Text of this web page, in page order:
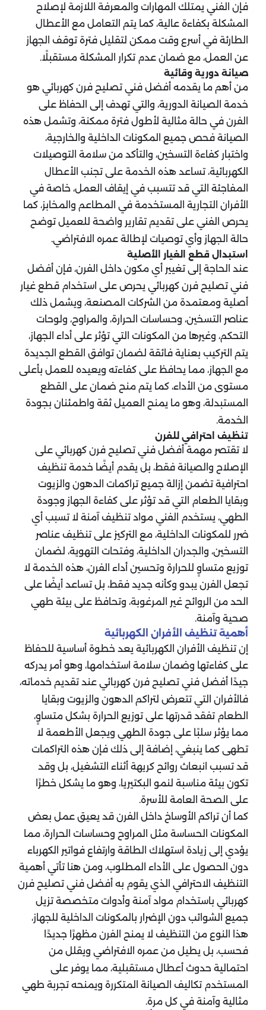
فإن الفني يمتلك المهارات والمعرفة اللازمة لإصلاح
المشكلة بكفاءة عالية، كما يتم التعامل مع الأعطال
الطارئة في أسرع وقت ممكن لتقليل فترة توقف الجهاز
عن العمل، مع ضمان عدم تكرار المشكلة مستقبلًا.
صيانة دورية وقائية
من أهم ما يقدمه أفضل فني تصليح فرن كهربائي هو
خدمة الصيانة الدورية، والتي تهدف إلى الحفاظ على
الفرن في حالة مثالية لأطول فترة ممكنة، وتشمل هذه
الصيانة فحص جميع المكونات الداخلية والخارجية،
واختبار كفاءة التسخين، والتأكد من سلامة التوصيلات
الكهربائية، تساعد هذه الخدمة على تجنب الأعطال
المفاجئة التي قد تتسبب في إيقاف العمل، خاصة في
الأفران التجارية المستخدمة في المطاعم والمخابز، كما
يحرص الفني على تقديم تقارير واضحة للعميل توضح
حالة الجهاز وأي توصيات لإطالة عمره الافتراضي.
استبدال قطع الغيار الأصلية
عند الحاجة إلى تغيير أي مكون داخل الفرن، فإن أفضل
فني تصليح فرن كهربائي يحرص على استخدام قطع غيار
أصلية ومعتمدة من الشركات المصنعة، ويشمل ذلك
عناصر التسخين، وحساسات الحرارة، والمراوح، ولوحات
التحكم، وغيرها من المكونات التي تؤثر على أداء الجهاز،
يتم التركيب بعناية فائقة لضمان توافق القطع الجديدة
مع الجهاز، مما يحافظ على كفاءته ويعيده للعمل بأعلى
مستوى من الأداء، كما يتم منح ضمان على القطع
المستبدلة، وهو ما يمنح العميل ثقة واطمئنان بجودة
الخدمة.
تنظيف احترافي للفرن
لا تقتصر مهمة أفضل فني تصليح فرن كهربائي على
الإصلاح والصيانة فقط، بل يقدم أيضًا خدمة تنظيف
احترافية تضمن إزالة جميع تراكمات الدهون والزيوت
وبقايا الطعام التي قد تؤثر على كفاءة الجهاز وجودة
الطهي، يستخدم الفني مواد تنظيف آمنة لا تسبب أي
ضرر للمكونات الداخلية، مع التركيز على تنظيف عناصر
التسخين، والجدران الداخلية، وفتحات التهوية، لضمان
توزيع متساوٍ للحرارة وتحسين أداء الفرن، هذه الخدمة لا
تجعل الفرن يبدو وكأنه جديد فقط، بل تساعد أيضًا على
الحد من الروائح غير المرغوبة، وتحافظ على بيئة طهي
صحية وآمنة.
أهمية تنظيف الأفران الكهربائية
إن تنظيف الأفران الكهربائية يعد خطوة أساسية للحفاظ
على كفاءتها وضمان سلامة استخدامها، وهو أمر يدركه
جيدًا أفضل فني تصليح فرن كهربائي عند تقديم خدماته،
فالأفران التي تتعرض لتراكم الدهون والزيوت وبقايا
الطعام تفقد قدرتها على توزيع الحرارة بشكل متساوٍ،
مما يؤثر سلبًا على جودة الطهي ويجعل الأطعمة لا
تطهى كما ينبغي، إضافة إلى ذلك فإن هذه التراكمات
قد تسبب انبعاث روائح كريهة أثناء التشغيل، بل وقد
تكون بيئة مناسبة لنمو البكتيريا، وهو ما يشكل خطرًا
على الصحة العامة للأسرة.
كما أن تراكم الأوساخ داخل الفرن قد يعيق عمل بعض
المكونات الحساسة مثل المراوح وحساسات الحرارة، مما
يؤدي إلى زيادة استهلاك الطاقة وارتفاع فواتير الكهرباء
دون الحصول على الأداء المطلوب، ومن هنا تأتي أهمية
التنظيف الاحترافي الذي يقوم به أفضل فني تصليح فرن
كهربائي باستخدام مواد آمنة وأدوات متخصصة تزيل
جميع الشوائب دون الإضرار بالمكونات الداخلية للجهاز،
هذا النوع من التنظيف لا يمنح الفرن مظهرًا جديدًا
فحسب، بل يطيل من عمره الافتراضي ويقلل من
احتمالية حدوث أعطال مستقبلية، مما يوفر على
المستخدم تكاليف الصيانة المتكررة ويمنحه تجربة طهي
مثالية وآمنة في كل مرة.